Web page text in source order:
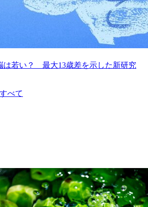
は若い？ 最大13歳差を示した新研究
べて